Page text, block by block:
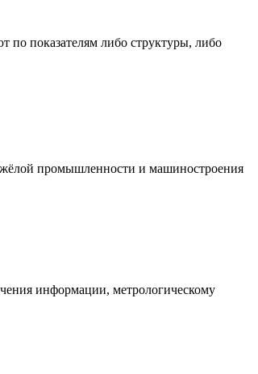
по показателям либо структуры, либо
промышленности и машиностроения
информации, метрологическому